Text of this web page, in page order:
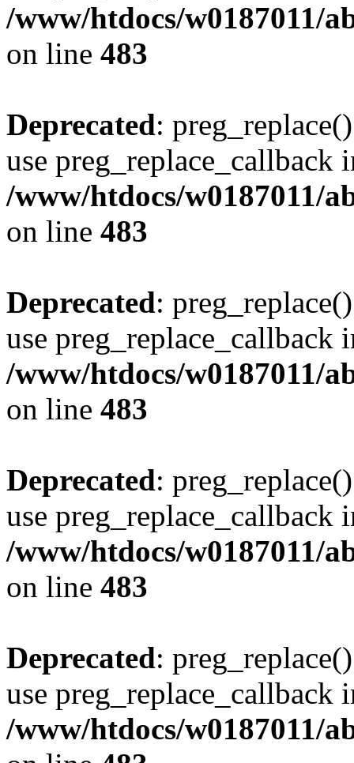
/www/htdocs/w0187011/
on line 483
Deprecated:
use preg_replace_callback
/www/htdocs/w0187011/
on line 483
Deprecated:
use preg_replace_callback
/www/htdocs/w0187011/
on line 483
Deprecated:
use preg_replace_callback
/www/htdocs/w0187011/
on line 483
Deprecated:
use preg_replace_callback
/www/htdocs/w0187011/